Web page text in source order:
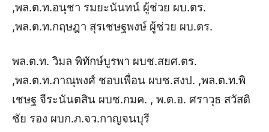
,พล.ต.ท.อนุชา รมยะนันทน์ ผู้ช่วย ผบ.ตร.
,พล.ต.ท.กฤษฎา สุรเชษฐพงษ์ ผู้ช่วย ผบ.ตร.
พล.ต.ท. วิมล พิทักษ์บูรพา ผบช.สยศ.ตร.
,พล.ต.ท.ภาณุพงศ์ ชอบเพื่อน ผบช.สงป. ,พล.ต.ท.พิ
เชษฐ จีระนันตสิน ผบช.กมค. , พ.ต.อ. ศราวุธ สวัสดิ
ชัย รอง ผบก.ภ.จว.กาญจนบุรี